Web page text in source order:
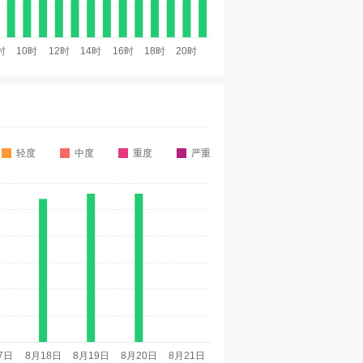
轻度 中度 重度 严重